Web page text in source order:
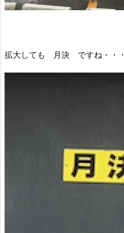
拡大しても 月決 ですね・・・